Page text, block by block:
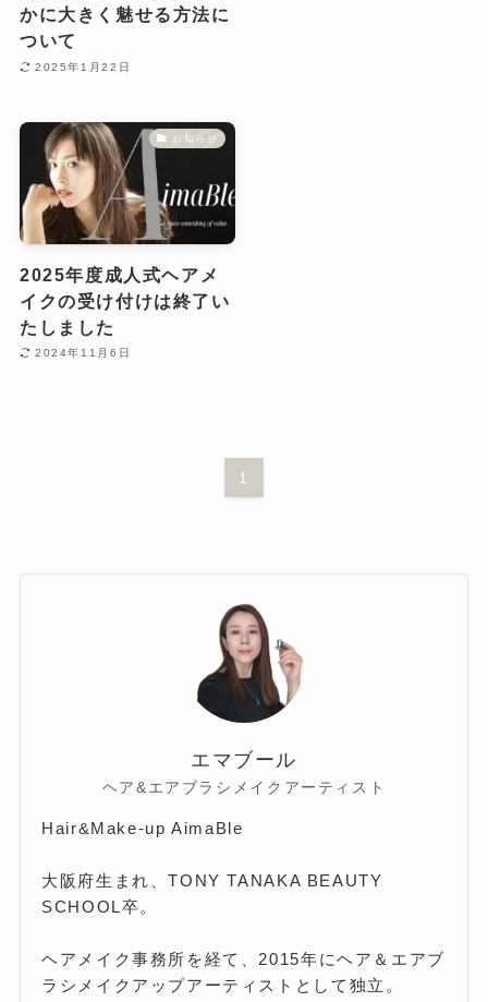
かに大きく魅せる方法に
ついて
2025年1月22日
お知らせ
2025年度成人式ヘアメ
イクの受け付けは終了い
たしました
2024年11月6日
1
エマブール
ヘア&エアブラシメイクアーティスト
Hair&Make-up AimaBle
大阪府生まれ、TONY TANAKA BEAUTY
SCHOOL卒。
ヘアメイク事務所を経て、2015年にヘア＆エアブ
ラシメイクアップアーティストとして独立。